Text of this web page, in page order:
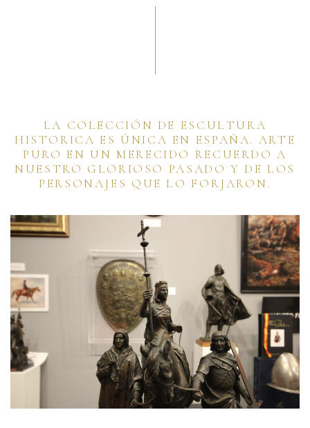
LA COLECCIÓN DE ESCULTURA
HISTORICA ES ÚNICA EN ESPAÑA. ARTE
PURO EN UN MERECIDO RECUERDO A
NUESTRO GLORIOSO PASADO Y DE LOS
PERSONAJES QUE LO FORJARON.